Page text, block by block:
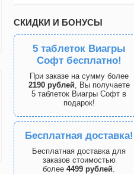
СКИДКИ И БОНУСЫ
5 таблеток Виагры
Софт бесплатно!
При заказе на сумму более
2190 рублей, Вы получаете
5 таблеток Виагры Софт в
подарок!
Бесплатная доставка!
Бесплатная доставка для
заказов стоимостью
более 4499 рублей.